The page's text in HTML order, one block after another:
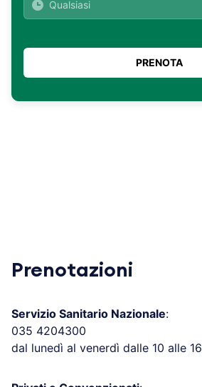
Prenotazioni
Servizio Sanitario Nazionale:
035 4204300
dal lunedì al venerdì dalle 10 alle 16